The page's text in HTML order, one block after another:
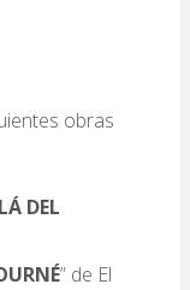
obras
DEL
” de El